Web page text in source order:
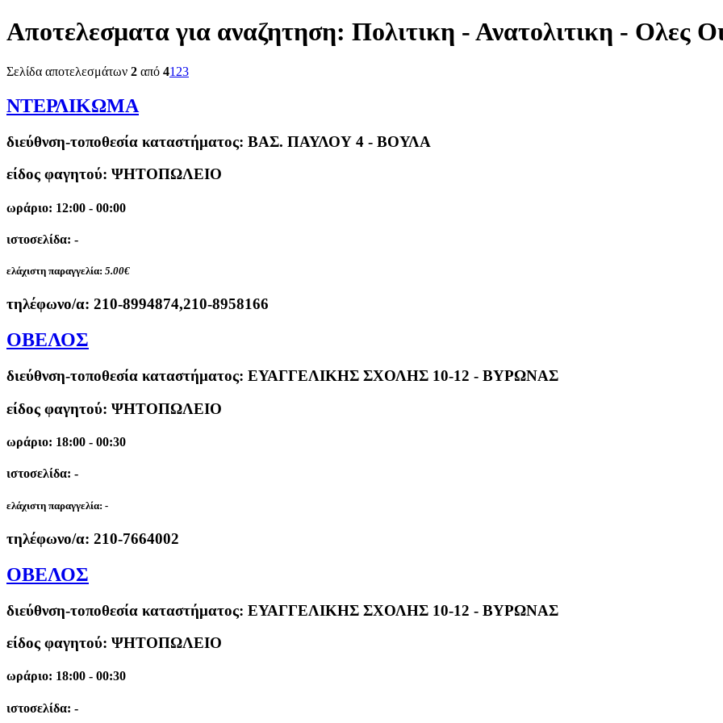
Αποτελεσματα για αναζητηση: Πολιτικη - Ανατολιτικη - Ολες
Σελίδα αποτελεσμάτων 2 από 41 23
ΝΤΕΡΛΙΚΩΜΑ
διεύθνση-τοποθεσία καταστήματος: ΒΑΣ. ΠΑΥΛΟΥ 4 - ΒΟΥΛΑ
είδος φαγητού: ΨΗΤΟΠΩΛΕΙΟ
ωράριο: 12:00 - 00:00
ιστοσελίδα: -
ελάχιστη παραγγελία: 5.00€
τηλέφωνο/α: 210-8994874,210-8958166
ΟΒΕΛΟΣ
διεύθνση-τοποθεσία καταστήματος: ΕΥΑΓΓΕΛΙΚΗΣ ΣΧΟΛΗΣ 10-12 - ΒΥΡΩΝΑΣ
είδος φαγητού: ΨΗΤΟΠΩΛΕΙΟ
ωράριο: 18:00 - 00:30
ιστοσελίδα: -
ελάχιστη παραγγελία: -
τηλέφωνο/α: 210-7664002
ΟΒΕΛΟΣ
διεύθνση-τοποθεσία καταστήματος: ΕΥΑΓΓΕΛΙΚΗΣ ΣΧΟΛΗΣ 10-12 - ΒΥΡΩΝΑΣ
είδος φαγητού: ΨΗΤΟΠΩΛΕΙΟ
ωράριο: 18:00 - 00:30
ιστοσελίδα: -